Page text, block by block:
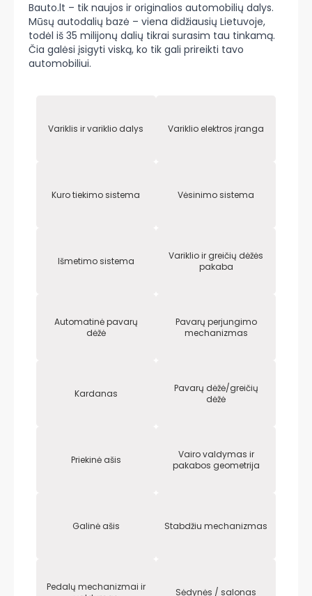
Bauto.lt – tik naujos ir originalios automobilių dalys.
Mūsų autodalių bazė – viena didžiausių Lietuvoje,
todėl iš 35 milijonų dalių tikrai surasim tau tinkamą.
Čia galėsi įsigyti viską, ko tik gali prireikti tavo
automobiliui.
Variklis ir variklio dalys Variklio elektros įranga
Kuro tiekimo sistema Vėsinimo sistema
Išmetimo sistema
Variklio ir greičių dėžės
pakaba
Automatinė pavarų
dėžė
Pavarų perjungimo
mechanizmas
Kardanas
Pavarų dėžė/greičių
dėžė
Priekinė ašis
Vairo valdymas ir
pakabos geometrija
Galinė ašis Stabdžiu mechanizmas
Pedalų mechanizmai ir
Sėdynės / salonas